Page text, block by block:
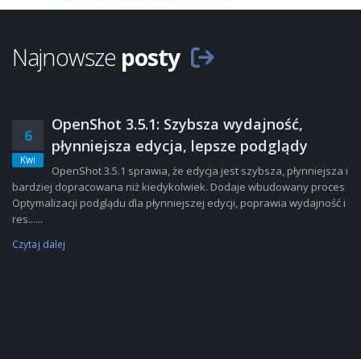
Najnowsze posty
6
Kwi
OpenShot 3.5.1: Szybsza wydajność,
płynniejsza edycja, lepsze podglądy
OpenShot 3.5.1 sprawia, że edycja jest szybsza, płynniejsza i
bardziej dopracowana niż kiedykolwiek. Dodaje wbudowany proces
Optymalizacji podglądu dla płynniejszej edycji, poprawia wydajność i
res......
Czytaj dalej